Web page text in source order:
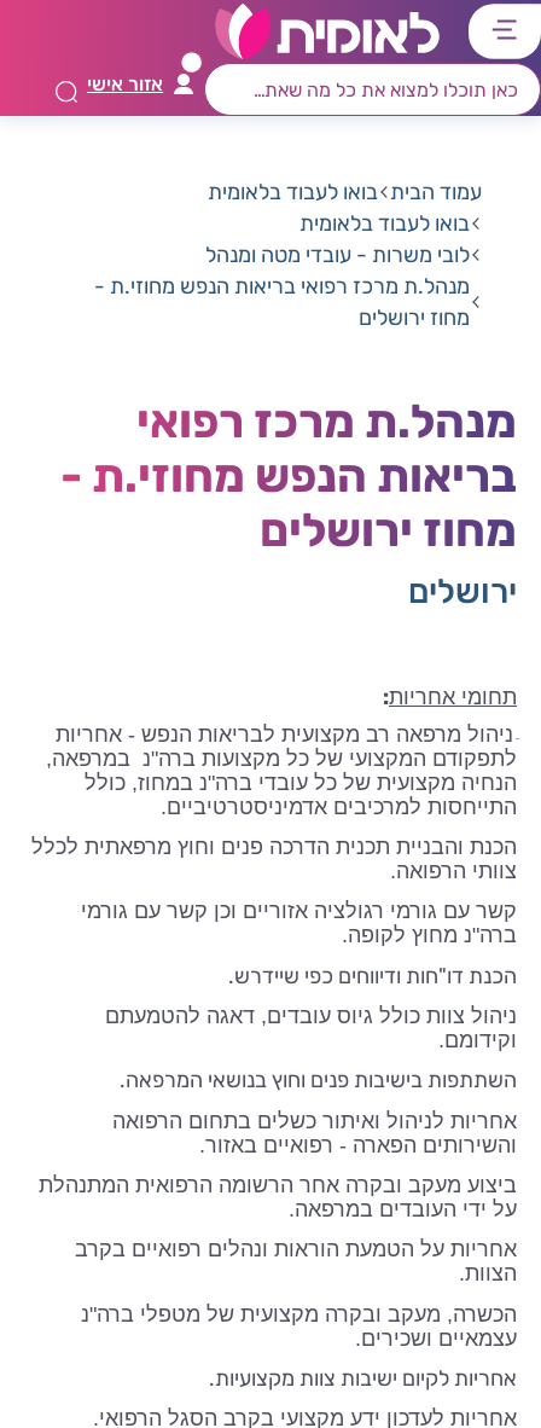
דלג
לתפריט
ראשי
דלג
לרכיב
חיפוש
דלג
לתוכן
מרכזי
דלג
לאזור
קישורים
אזור אישי
עמוד הבית בואו לעבוד בלאומית
בואו לעבוד בלאומית
לובי משרות - עובדי מטה ומנהל
מנהל.ת מרכז רפואי בריאות הנפש מחוזי.ת -
מחוז ירושלים
מנהל.ת מרכז רפואי
בריאות הנפש מחוזי.ת -
מחוז ירושלים
ירושלים
תחומי אחריות:
- ניהול מרפאה רב מקצועית לבריאות הנפש - אחריות
לתפקודם המקצועי של כל מקצועות ברה"נ במרפאה,
הנחיה מקצועית של כל עובדי ברה"נ במחוז, כולל
התייחסות למרכיבים אדמיניסטרטיביים.
הכנת והבניית תכנית הדרכה פנים וחוץ מרפאתית לכלל
צוותי הרפואה.
קשר עם גורמי רגולציה אזוריים וכן קשר עם גורמי
ברה"נ מחוץ לקופה.
הכנת דו"חות ודיווחים כפי שיידרש.
ניהול צוות כולל גיוס עובדים, דאגה להטמעתם
וקידומם.
השתתפות בישיבות פנים וחוץ בנושאי המרפאה.
אחריות לניהול ואיתור כשלים בתחום הרפואה
והשירותים הפארה - רפואיים באזור.
ביצוע מעקב ובקרה אחר הרשומה הרפואית המתנהלת
על ידי העובדים במרפאה.
אחריות על הטמעת הוראות ונהלים רפואיים בקרב
הצוות.
הכשרה, מעקב ובקרה מקצועית של מטפלי ברה"נ
עצמאיים ושכירים.
אחריות לקיום ישיבות צוות מקצועיות.
אחריות לעדכון ידע מקצועי בקרב הסגל הרפואי.